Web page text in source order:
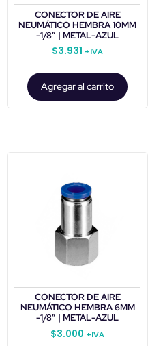
CONECTOR DE AIRE
NEUMÁTICO HEMBRA 10MM
-1/8″ | METAL-AZUL
$3.931 +IVA
Agregar al carrito
CONECTOR DE AIRE
NEUMÁTICO HEMBRA 6MM
-1/8″ | METAL-AZUL
$3.000 +IVA